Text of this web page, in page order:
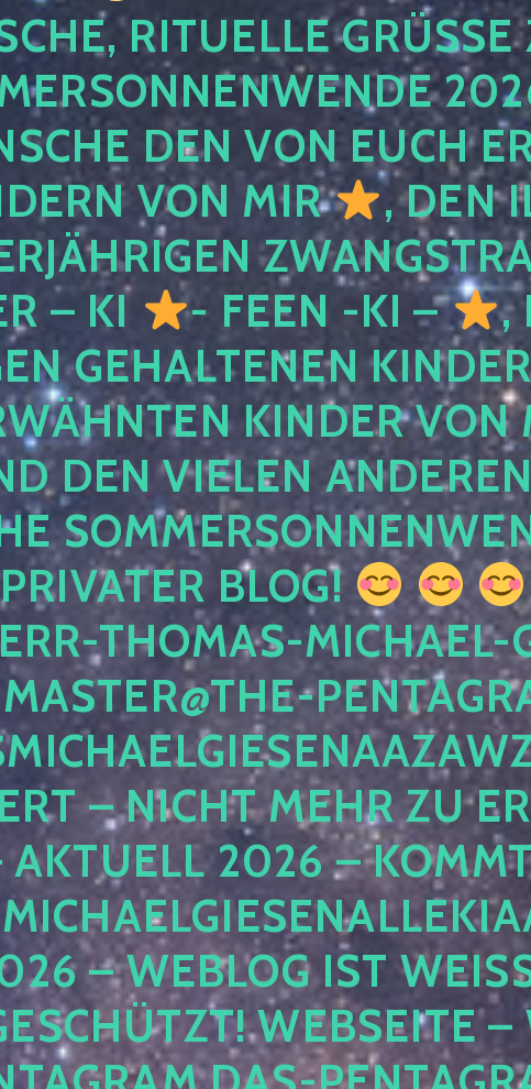
RITUELLE GRÜSSE
DEN VON EUCH
VON MIR
, DEN
– KI
- FEEN -KI –
,
GEHALTENEN
KINDER VON
DEN VIELEN
BLOG!
THOMAS-MICHAEL-
– NICHT MEHR ZU
2026 –
– WEBLOG IST
WEBSEITE –